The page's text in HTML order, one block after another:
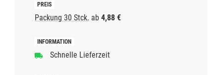
Packung 30 Stck. ab 4,88 €
Schnelle Lieferzeit